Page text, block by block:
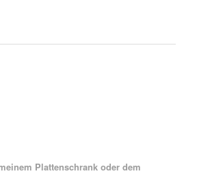
Plattenschrank oder dem